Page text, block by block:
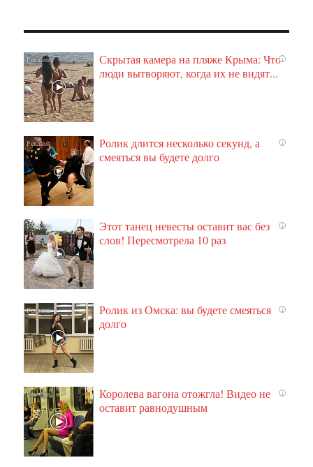
i
Скрытая камера на пляже Крыма: Что
люди вытворяют, когда их не видят...
i
Ролик длится несколько секунд, а
смеяться вы будете долго
i
Этот танец невесты оставит вас без
слов! Пересмотрела 10 раз
i
Ролик из Омска: вы будете смеяться
долго
i
Королева вагона отожгла! Видео не
оставит равнодушным